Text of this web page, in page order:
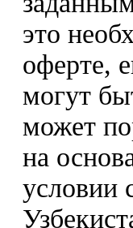
это
оферте,
могут
может
на
условии